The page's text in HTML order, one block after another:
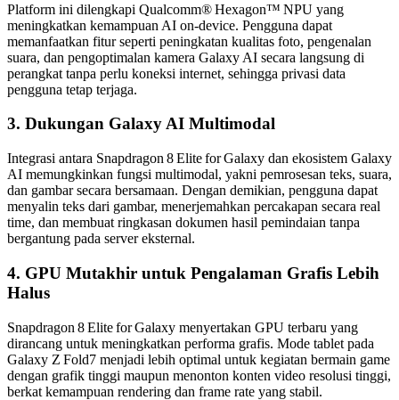
Platform ini dilengkapi Qualcomm® Hexagon™ NPU yang
meningkatkan kemampuan AI on‑device. Pengguna dapat
memanfaatkan fitur seperti peningkatan kualitas foto, pengenalan
suara, dan pengoptimalan kamera Galaxy AI secara langsung di
perangkat tanpa perlu koneksi internet, sehingga privasi data
pengguna tetap terjaga.
3. Dukungan Galaxy AI Multimodal
Integrasi antara Snapdragon 8 Elite for Galaxy dan ekosistem Galaxy
AI memungkinkan fungsi multimodal, yakni pemrosesan teks, suara,
dan gambar secara bersamaan. Dengan demikian, pengguna dapat
menyalin teks dari gambar, menerjemahkan percakapan secara real
time, dan membuat ringkasan dokumen hasil pemindaian tanpa
bergantung pada server eksternal.
4. GPU Mutakhir untuk Pengalaman Grafis Lebih
Halus
Snapdragon 8 Elite for Galaxy menyertakan GPU terbaru yang
dirancang untuk meningkatkan performa grafis. Mode tablet pada
Galaxy Z Fold7 menjadi lebih optimal untuk kegiatan bermain game
dengan grafik tinggi maupun menonton konten video resolusi tinggi,
berkat kemampuan rendering dan frame rate yang stabil.